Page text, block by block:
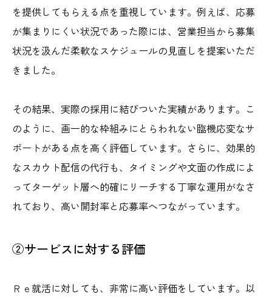
を提供してもらえる点を重視しています。例えば、応募
が集まりにくい状況であった際には、営業担当から募集
状況を汲んだ柔軟なスケジュールの見直しを提案いただ
きました。
その結果、実際の採用に結びついた実績があります。こ
のように、画一的な枠組みにとらわれない臨機応変なサ
ポートがある点を高く評価しています。さらに、効果的
なスカウト配信の代行も、タイミングや文面の作成によ
ってターゲット層へ的確にリーチする丁寧な運用がなさ
れており、高い開封率と応募率へつながっています。
②サービスに対する評価
Ｒｅ就活に対しても、非常に高い評価をしています。以